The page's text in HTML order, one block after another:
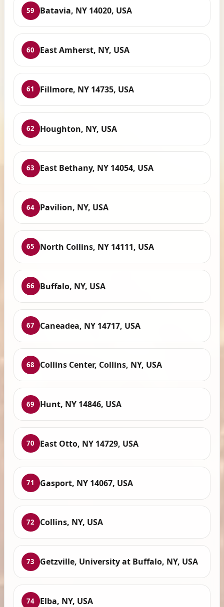
59 Batavia, NY 14020, USA
60 East Amherst, NY, USA
61 Fillmore, NY 14735, USA
62 Houghton, NY, USA
63 East Bethany, NY 14054, USA
64 Pavilion, NY, USA
65 North Collins, NY 14111, USA
66 Buffalo, NY, USA
67 Caneadea, NY 14717, USA
68 Collins Center, Collins, NY, USA
69 Hunt, NY 14846, USA
70 East Otto, NY 14729, USA
71 Gasport, NY 14067, USA
72 Collins, NY, USA
73 Getzville, University at Buffalo, NY, USA
74 Elba, NY, USA